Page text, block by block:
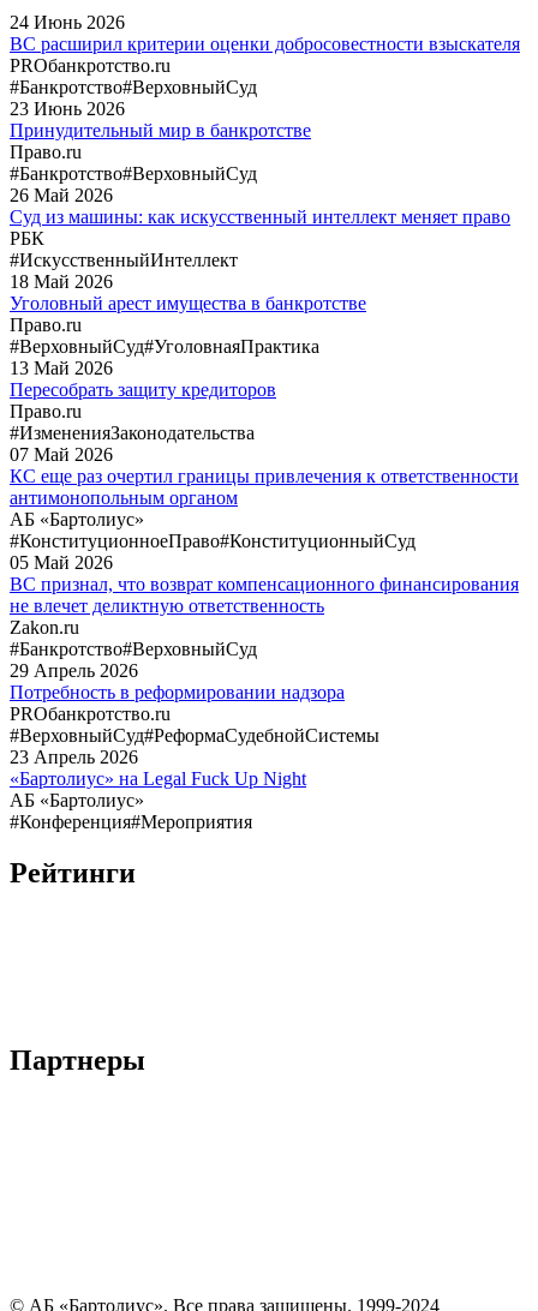
24 Июнь 2026
ВС расширил критерии оценки добросовестности взыскателя
PROбанкротство.ru
#Банкротство#ВерховныйСуд
23 Июнь 2026
Принудительный мир в банкротстве
Право.ru
#Банкротство#ВерховныйСуд
26 Май 2026
Суд из машины: как искусственный интеллект меняет право
РБК
#ИскусственныйИнтеллект
18 Май 2026
Уголовный арест имущества в банкротстве
Право.ru
#ВерховныйСуд#УголовнаяПрактика
13 Май 2026
Пересобрать защиту кредиторов
Право.ru
#ИзмененияЗаконодательства
07 Май 2026
КС еще раз очертил границы привлечения к ответственности
антимонопольным органом
АБ «Бартолиус»
#КонституционноеПраво#КонституционныйСуд
05 Май 2026
ВС признал, что возврат компенсационного финансирования
не влечет деликтную ответственность
Zakon.ru
#Банкротство#ВерховныйСуд
29 Апрель 2026
Потребность в реформировании надзора
PROбанкротство.ru
#ВерховныйСуд#РеформаСудебнойСистемы
23 Апрель 2026
«Бартолиус» на Legal Fuck Up Night
АБ «Бартолиус»
#Конференция#Мероприятия
Рейтинги
Партнеры
© АБ «Бартолиус». Все права защищены. 1999-2024